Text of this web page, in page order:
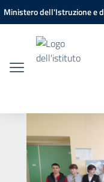
Vai ai contenuti
Vai al menu di navigazione
Vai al footer
Ministero dell'Istruzione e